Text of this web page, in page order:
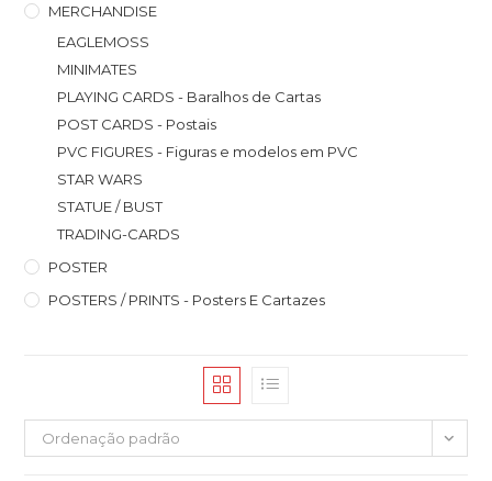
MERCHANDISE
EAGLEMOSS
MINIMATES
PLAYING CARDS - Baralhos de Cartas
POST CARDS - Postais
PVC FIGURES - Figuras e modelos em PVC
STAR WARS
STATUE / BUST
TRADING-CARDS
POSTER
POSTERS / PRINTS - Posters E Cartazes
Ordenação padrão